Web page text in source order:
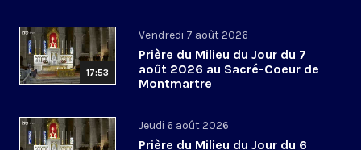
17:53
Vendredi 7 août 2026
Prière du Milieu du Jour du 7
août 2026 au Sacré-Coeur de
Montmartre
Jeudi 6 août 2026
Prière du Milieu du Jour du 6